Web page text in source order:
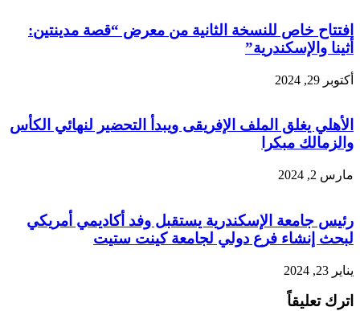
افتتاح خاص للنسخة الثانية من معرض “قصة مدينتين:
أثينا والإسكندرية”
أكتوبر 29, 2024
الأهلي يغلق الملف الإفريقى ويبدأ التحضير لنهائي الكأس
والزمالك مبكرا
مارس 2, 2024
رئيس جامعة الإسكندرية يستقبل وفد أكاديمي أمريكي
لبحث إنشاء فرع دولي لجامعة كينت ستيت
يناير 23, 2024
اترك تعليقاً